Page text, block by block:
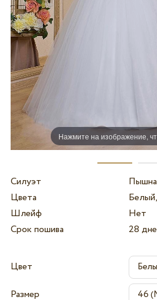
Нажмите на изображение,
Силуэт
Цвета
Шлейф
Нет
Срок пошива
28
Цвет
Размер